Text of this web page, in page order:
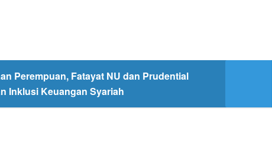
Perempuan, Fatayat NU dan Prudential
Inklusi Keuangan Syariah